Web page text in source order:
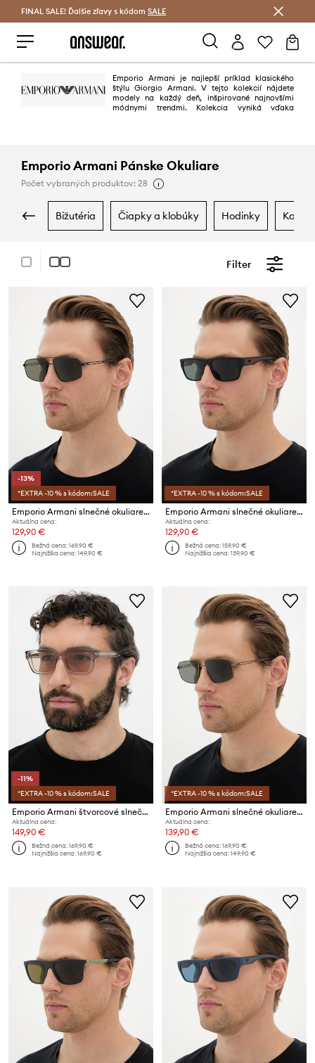
Šetrite s Answear Club >
FINAL SALE! Ďalšie zľavy s kódom SALE
Emporio Armani je najlepší príklad klasického
štýlu Giorgio Armani. V tejto kolekcií nájdete
modely na každý deň, inšpirované najnovšími
módnymi trendmi. Kolekcia vyniká vďaka
Emporio Armani Pánske Okuliare
Počet vybraných produktov: 28
bižutéria čiapky a klobúky hodinky
Filter
-13%
*EXTRA -10 % s kódom:SALE
Emporio Armani slnečné okuliare pánske
Aktuálna cena:
129,90 €
Bežná cena:169,90 €
Najnižšia cena:149,90 €
*EXTRA -10 % s kódom:SALE
Emporio Armani slnečné okuliare pánske
Aktuálna cena:
129,90 €
Bežná cena:159,90 €
Najnižšia cena:139,90 €
-11%
*EXTRA -10 % s kódom:SALE
Emporio Armani štvorcové slnečné okuliare pánske
Aktuálna cena:
149,90 €
Bežná cena:169,90 €
Najnižšia cena:169,90 €
*EXTRA -10 % s kódom:SALE
Emporio Armani slnečné okuliare pánske
Aktuálna cena:
139,90 €
Bežná cena:169,90 €
Najnižšia cena:149,90 €